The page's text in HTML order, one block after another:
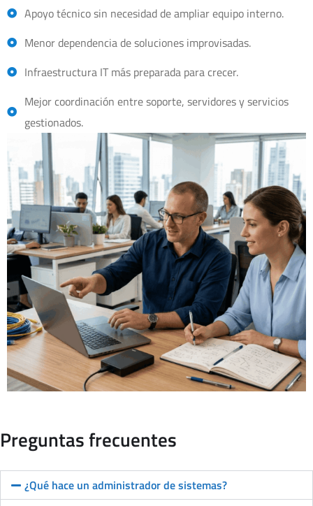
Apoyo técnico sin necesidad de ampliar equipo interno.
Menor dependencia de soluciones improvisadas.
Infraestructura IT más preparada para crecer.
Mejor coordinación entre soporte, servidores y servicios
gestionados.
Preguntas frecuentes
¿Qué hace un administrador de sistemas?